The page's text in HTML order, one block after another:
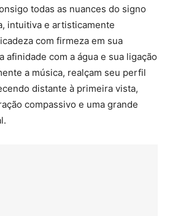
todas as nuances do signo
intuitiva e artisticamente
com firmeza em sua
afinidade com a água e sua ligação
a música, realçam seu perfil
distante à primeira vista,
compassivo e uma grande